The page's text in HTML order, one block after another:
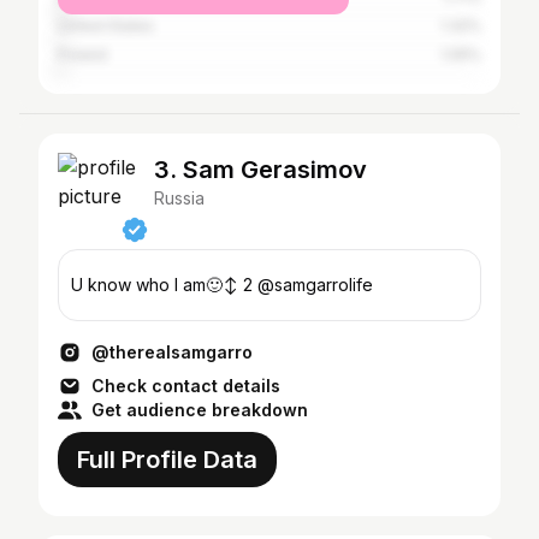
3. Sam Gerasimov
Russia
U know who I am🙂‍↕️ 2 @samgarrolife
@therealsamgarro
Check contact details
Get audience breakdown
Full Profile Data